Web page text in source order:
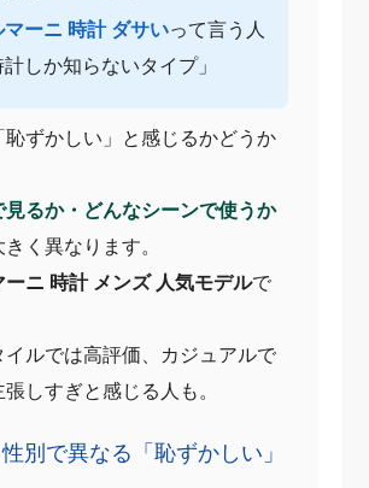
マーニ 時計 ダサいって言う人
しか知らないタイプ」
恥ずかしい」と感じるかどうか
見るか・どんなシーンで使うか
く異なります。
ーニ 時計 メンズ 人気モデルで
イルでは高評価、カジュアルで
しすぎと感じる人も。
別で異なる「恥ずかしい」